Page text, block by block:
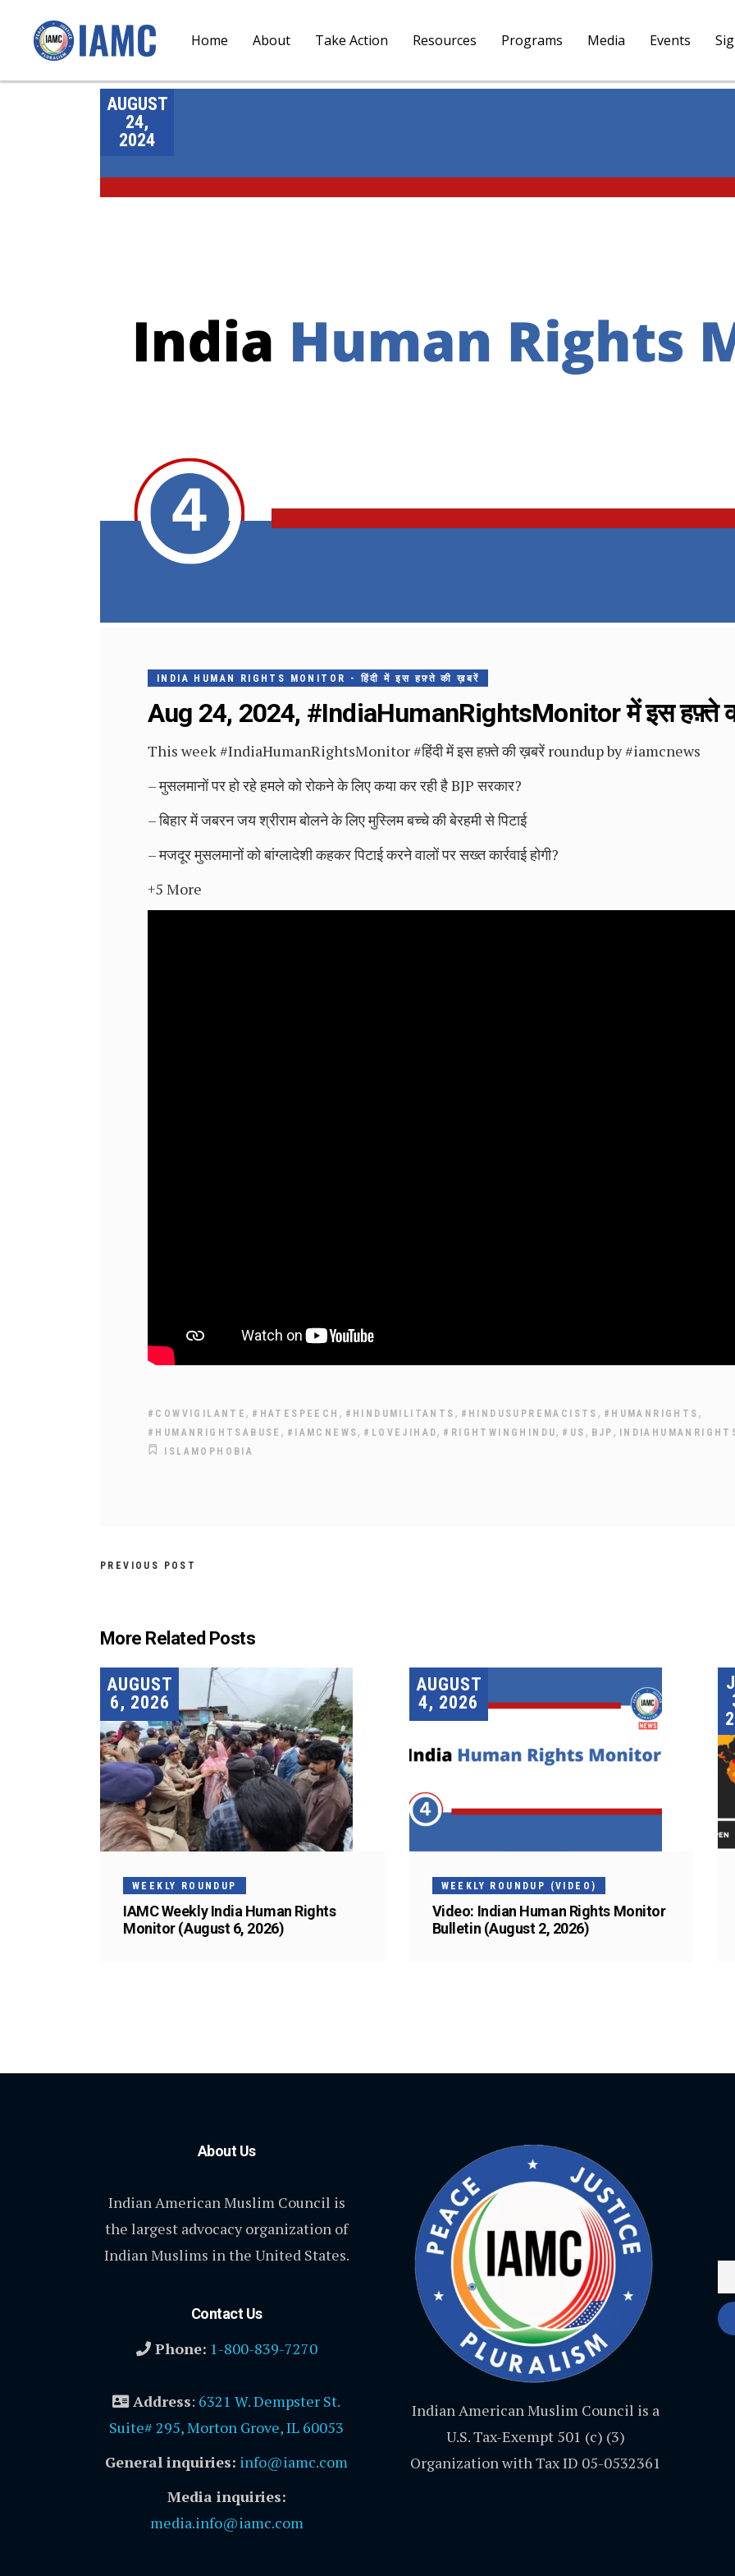
Home About Take Action Resources Programs Media Events
AUGUST
24,
2024
INDIA HUMAN RIGHTS MONITOR - हिंदी में इस हफ़्ते की ख़बरें
Aug 24, 2024, #IndiaHumanRightsMonitor में इस हफ़्ते
This week #IndiaHumanRightsMonitor #हिंदी में इस हफ़्ते की ख़बरें roundup by #iamcnews
– मुसलमानों पर हो रहे हमले को रोकने के लिए कया कर रही है BJP सरकार?
– बिहार में जबरन जय श्रीराम बोलने के लिए मुस्लिम बच्चे की बेरहमी से पिटाई
– मजदूर मुसलमानों को बांग्लादेशी कहकर पिटाई करने वालों पर सख्त कार्रवाई होगी?
+5 More
#COWVIGILANTE , #HATESPEECH , #HINDUMILITANTS , #HINDUSUPREMACISTS , #HUMANRIGHTS ,
#HUMANRIGHTSABUSE , #IAMCNEWS, #LOVEJIHAD, #RIGHTWINGHINDU, #US , BJP ,
ISLAMOPHOBIA
PREVIOUS POST
More Related Posts
AUGUST
6, 2026
WEEKLY ROUNDUP
IAMC Weekly India Human Rights
Monitor (August 6, 2026)
AUGUST
4, 2026
WEEKLY ROUNDUP (VIDEO)
Video: Indian Human Rights Monitor
Bulletin (August 2, 2026)
About Us
Indian American Muslim Council is
the largest advocacy organization of
Indian Muslims in the United States.
Contact Us
Phone: 1-800-839-7270
Address: 6321 W. Dempster St.
Suite# 295, Morton Grove, IL 60053
General inquiries: info@iamc.com
Media inquiries:
media.info@iamc.com
Indian American Muslim Council is a
U.S. Tax-Exempt 501 (c) (3)
Organization with Tax ID 05-0532361